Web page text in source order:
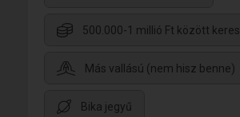
500.000-1 millió Ft között keres
Más vallású (nem hisz benne)
Bika jegyű